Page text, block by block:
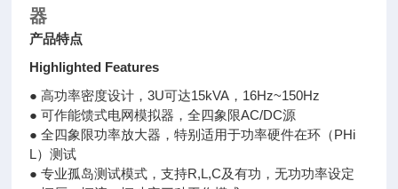
器
产品特点
Highlighted Features
● 高功率密度设计，3U可达15kVA，16Hz~150Hz
● 可作能馈式电网模拟器，全四象限AC/DC源
● 全四象限功率放大器，特别适用于功率硬件在环（PHi
L）测试
● 专业孤岛测试模式，支持R,L,C及有功，无功功率设定